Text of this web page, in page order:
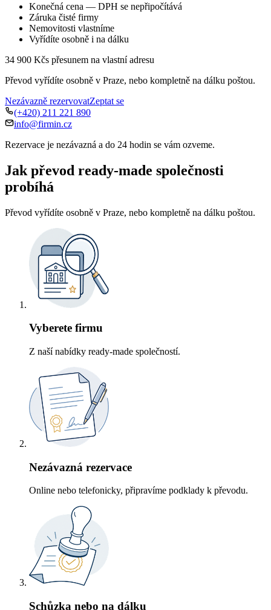
Konečná cena — DPH se nepřipočítává
Záruka čisté firmy
Nemovitosti vlastníme
Vyřídíte osobně i na dálku
34 900 Kčs přesunem na vlastní adresu
Převod vyřídíte osobně v Praze, nebo kompletně na dálku poštou.
Nezávazně rezervovatZeptat se
(+420) 211 221 890
info@firmin.cz
Rezervace je nezávazná a do 24 hodin se vám ozveme.
Jak převod ready-made společnosti
probíhá
Převod vyřídíte osobně v Praze, nebo kompletně na dálku poštou.
Vyberete firmu
Z naší nabídky ready-made společností.
Nezávazná rezervace
Online nebo telefonicky, připravíme podklady k převodu.
Schůzka nebo na dálku